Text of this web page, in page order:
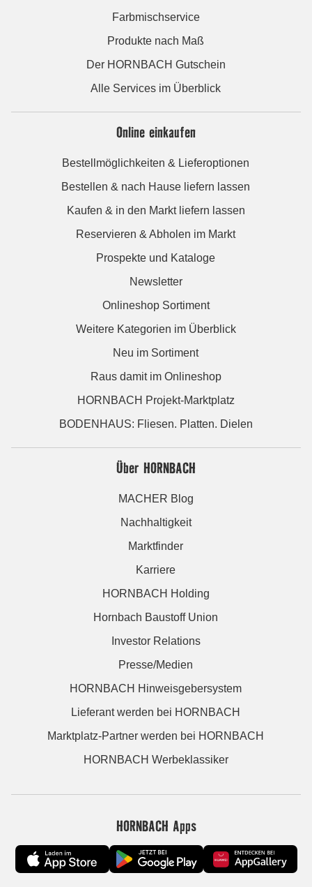
Farbmischservice
Produkte nach Maß
Der HORNBACH Gutschein
Alle Services im Überblick
Online einkaufen
Bestellmöglichkeiten & Lieferoptionen
Bestellen & nach Hause liefern lassen
Kaufen & in den Markt liefern lassen
Reservieren & Abholen im Markt
Prospekte und Kataloge
Newsletter
Onlineshop Sortiment
Weitere Kategorien im Überblick
Neu im Sortiment
Raus damit im Onlineshop
HORNBACH Projekt-Marktplatz
BODENHAUS: Fliesen. Platten. Dielen
Über HORNBACH
MACHER Blog
Nachhaltigkeit
Marktfinder
Karriere
HORNBACH Holding
Hornbach Baustoff Union
Investor Relations
Presse/Medien
HORNBACH Hinweisgebersystem
Lieferant werden bei HORNBACH
Marktplatz-Partner werden bei HORNBACH
HORNBACH Werbeklassiker
HORNBACH Apps